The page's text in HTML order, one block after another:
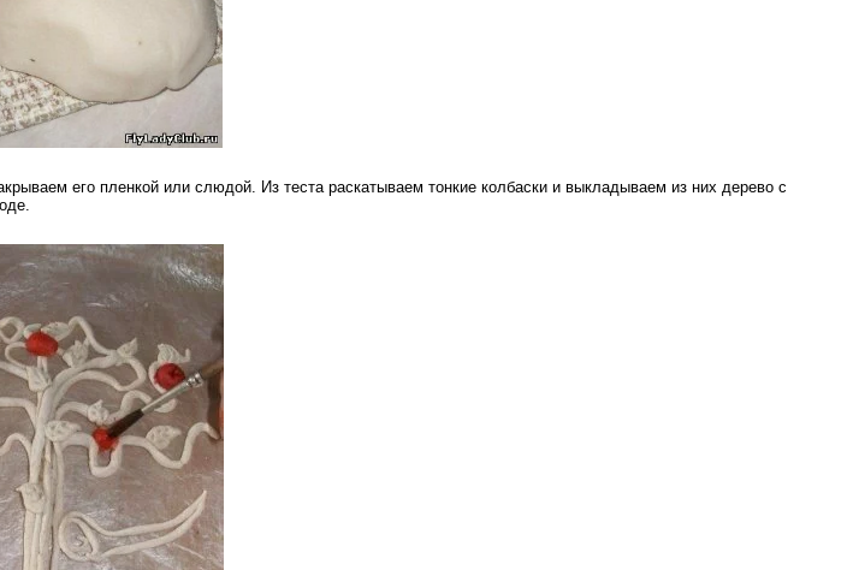
его пленкой или слюдой. Из теста раскатываем тонкие колбаски и выкладываем из них дерево с